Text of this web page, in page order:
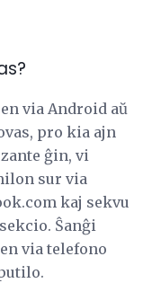
via Android aŭ
pro kia ajn
ĝin, vi
sur via
kaj sekvu
Ŝanĝi
via telefono